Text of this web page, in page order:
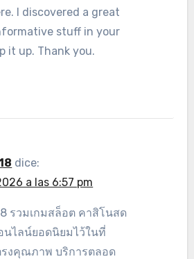
I discovered a great
stuff in your
it up. Thank you.
dice:
a las 6:57 pm
รวมเกมสล็อต คาสิโนสด
นไลน์ยอดนิยมไว้ในที่
รงคุณภาพ บริการตลอด